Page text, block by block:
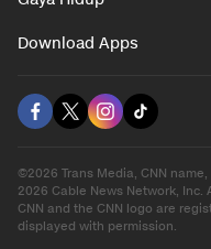
Download Apps
©2026 Trans Media, CNN
2026 Cable News Network, Inc.
CNN and the CNN logo are
displayed with permission.